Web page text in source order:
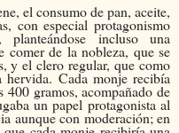
el consumo de pan, aceite,
con especial protagonismo
incluso una
comer de la nobleza, que se
y el clero regular, que como
Cada monje recibía
gramos, acompañado de
un papel protagonista al
aunque con moderación; en